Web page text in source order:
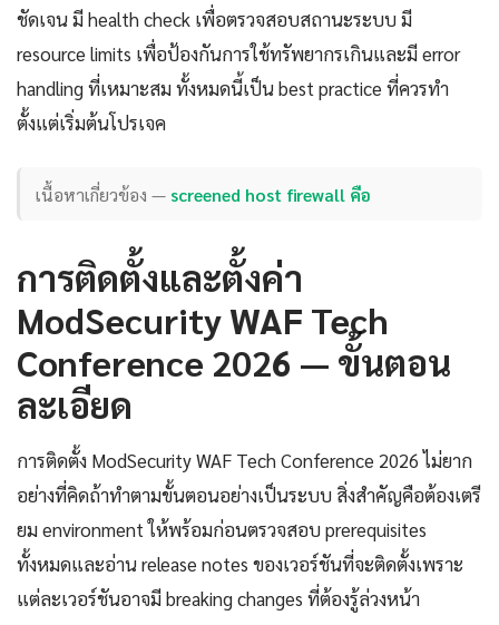
ชัดเจน มี health check เพื่อตรวจสอบสถานะระบบ มี
resource limits เพื่อป้องกันการใช้ทรัพยากรเกินและมี error
handling ที่เหมาะสม ทั้งหมดนี้เป็น best practice ที่ควรทำ
ตั้งแต่เริ่มต้นโปรเจค
เนื้อหาเกี่ยวข้อง — screened host firewall คือ
การติดตั้งและตั้งค่า
ModSecurity WAF Tech
Conference 2026 — ขั้นตอน
ละเอียด
การติดตั้ง ModSecurity WAF Tech Conference 2026 ไม่ยาก
อย่างที่คิดถ้าทำตามขั้นตอนอย่างเป็นระบบ สิ่งสำคัญคือต้องเตรี
ยม environment ให้พร้อมก่อนตรวจสอบ prerequisites
ทั้งหมดและอ่าน release notes ของเวอร์ชันที่จะติดตั้งเพราะ
แต่ละเวอร์ชันอาจมี breaking changes ที่ต้องรู้ล่วงหน้า